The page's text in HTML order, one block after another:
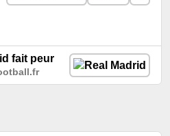
fait peur